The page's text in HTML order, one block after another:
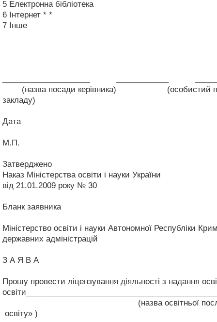
5 Електронна бібліотека
6 Інтернет * *
7 Інше
(назва посади керівника) (особистий
закладу)
Дата
М.П.
Затверджено
Наказ Міністерства освіти і науки України
від 21.01.2009 року № 30
Бланк заявника
Міністерство освіти і науки Автономної Республіки
державних адміністрацій
З А Я В А
Прошу провести ліцензування діяльності з надання
(назва освітньої послуги зазначається
освіту» )